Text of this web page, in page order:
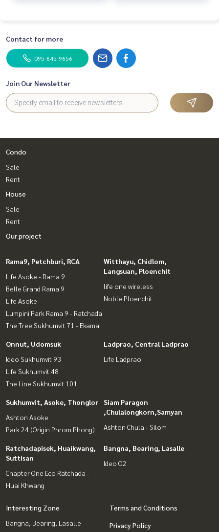
Contact for more
095-645-9656
Join Our Newsletter
Condo
Sale
Rent
House
Sale
Rent
Our project
Rama9, Petchburi, RCA
Life Asoke - Rama 9
Belle Grand Rama 9
Life Asoke
Lumpini Park Rama 9 - Ratchada
The Tree Sukhumvit 71 - Ekamai
Witthayu, Chidlom,
Langsuan, Ploenchit
life one wireless
Noble Ploenchit
Onnut, Udomsuk
Ideo Sukhumvit 93
Life Sukhumvit 48
The Line Sukhumvit 101
Ladprao, Central Ladprao
Life Ladprao
Sukhumvit, Asoke, Thonglor
Ashton Asoke
Park 24 (Origin Phrom Phong)
Siam Paragon
,Chulalongkorn,Samyan
Ashton Chula - Silom
Ratchadapisek, Huaikwang,
Suttisan
Chapter One Eco Ratchada -
Huai Khwang
Bangna, Bearing, Lasalle
Ideo O2
Interesting Zone
Bangna, Bearing, Lasalle
Terms and Conditions
Privacy Policy